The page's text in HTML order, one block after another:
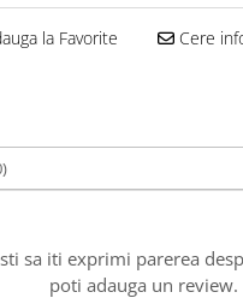
India
backgammon
Digitale
la Favorite Cere
sa iti exprimi parerea
poti adauga un review.